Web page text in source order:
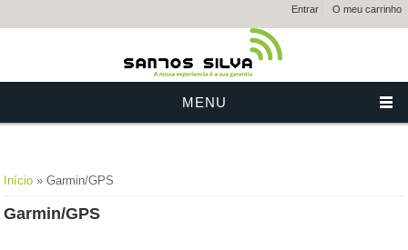
Entrar O meu carrinho
MENU
Está aqui
Início » Garmin/GPS
Garmin/GPS